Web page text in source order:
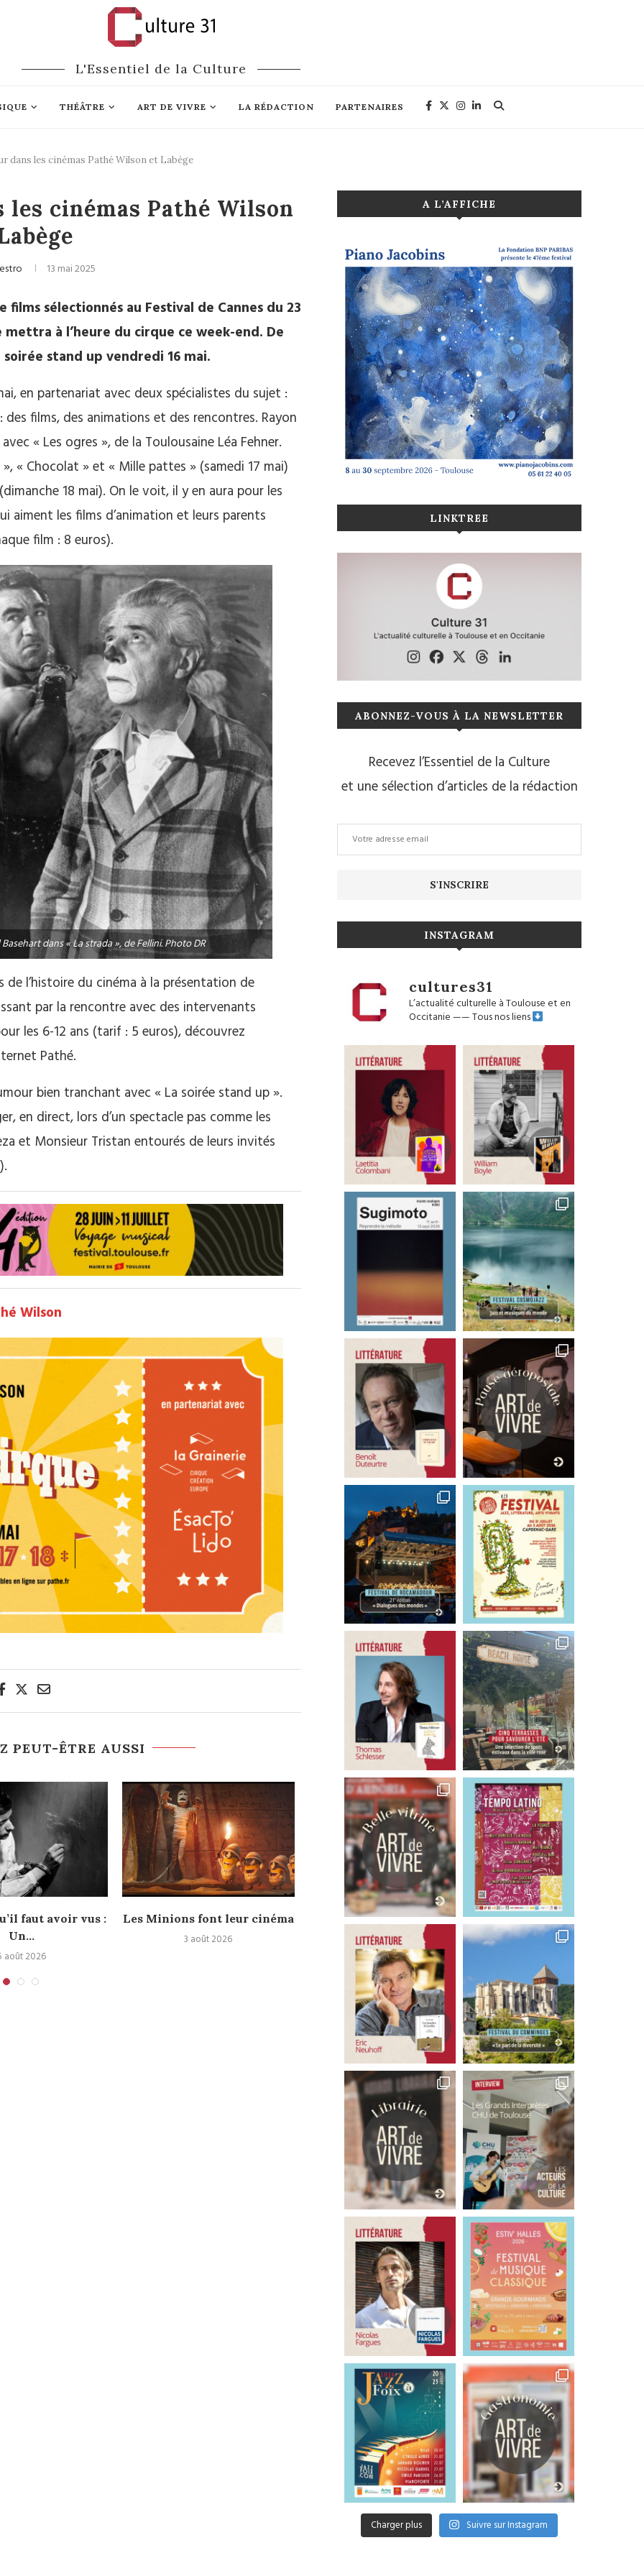
L'Essentiel de la Culture
THÉÂTRE ART DE VIVRE LA RÉDACTION PARTENAIRES
dans les cinémas Pathé Wilson et Labège
cinémas Pathé Wilson
13 mai 2025
sélectionnés au Festival de Cannes du 23
mettra à l’heure du cirque ce week-end. De
stand up vendredi 16 mai.
en partenariat avec deux spécialistes du sujet :
des films, des animations et des rencontres. Rayon
« Les ogres », de la Toulousaine Léa Fehner.
« Chocolat » et « Mille pattes » (samedi 17 mai)
18 mai). On le voit, il y en aura pour les
aiment les films d’animation et leurs parents
film : 8 euros).
dans « La strada », de Fellini. Photo DR
l’histoire du cinéma à la présentation de
par la rencontre avec des intervenants
les 6-12 ans (tarif : 5 euros), découvrez
Pathé.
bien tranchant avec « La soirée stand up ».
en direct, lors d’un spectacle pas comme les
et Monsieur Tristan entourés de leurs invités
Wilson
PEUT-ÊTRE AUSSI
faut avoir vus :
Un...
août 2026
Les Minions font leur cinéma
3 août 2026
Good Bye Wolfgang !
1 août 2026
Les films qu’il faut avoir
La...
A L’AFFICHE
LINKTREE
ABONNEZ-VOUS À LA NEWSLETTER
Recevez l’Essentiel de la Culture
et une sélection d’articles de la rédaction
INSTAGRAM
cultures31
L’actualité culturelle à Toulouse et en
Occitanie——Tous nos liens
Charger plus Suivre sur Instagram